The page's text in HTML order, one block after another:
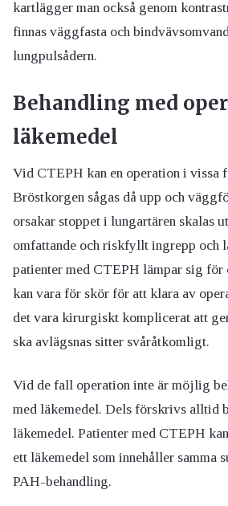
kartlägger man också genom
finnas väggfasta och
lungpulsådern.
Behandling med
läkemedel
Vid CTEPH kan en operation i vissa
Bröstkorgen sågas då upp och
orsakar stoppet i lungartären skalas
omfattande och riskfyllt ingrepp och
patienter med CTEPH lämpar sig för
kan vara för skör för att klara av
det vara kirurgiskt komplicerat att
ska avlägsnas sitter svåråtkomligt.
Vid de fall operation inte är möjlig
med läkemedel. Dels förskrivs alltid
läkemedel. Patienter med CTEPH
ett läkemedel som innehåller samma
PAH-behandling.